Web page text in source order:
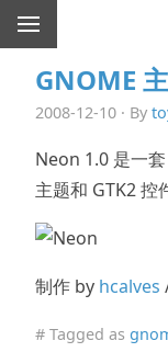
GNOME
2008-12-10 · By
Neon 1.0 是一
主题和 GTK2 控
制作 by hcalves
# Tagged as